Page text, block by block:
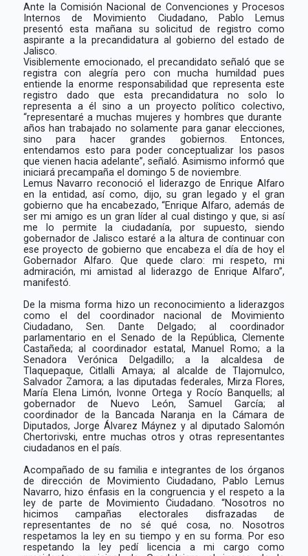
Ante la Comisión Nacional de Convenciones y Procesos
Internos de Movimiento Ciudadano, Pablo Lemus
presentó esta mañana su solicitud de registro como
aspirante a la precandidatura al gobierno del estado de
Jalisco.
Visiblemente emocionado, el precandidato señaló que se
registra con alegría pero con mucha humildad pues
entiende la enorme responsabilidad que representa este
registro dado que esta precandidatura no solo lo
representa a él sino a un proyecto político colectivo,
“representaré a muchas mujeres y hombres que durante
años han trabajado no solamente para ganar elecciones,
sino para hacer grandes gobiernos. Entonces,
entendamos esto para poder conceptualizar los pasos
que vienen hacia adelante”, señaló. Asimismo informó que
iniciará precampaña el domingo 5 de noviembre.
Lemus Navarro reconoció el liderazgo de Enrique Alfaro
en la entidad, así como, dijo, su gran legado y el gran
gobierno que ha encabezado, “Enrique Alfaro, además de
ser mi amigo es un gran líder al cual distingo y que, si así
me lo permite la ciudadanía, por supuesto, siendo
gobernador de Jalisco estaré a la altura de continuar con
ese proyecto de gobierno que encabeza el día de hoy el
Gobernador Alfaro. Que quede claro: mi respeto, mi
admiración, mi amistad al liderazgo de Enrique Alfaro”,
manifestó.
De la misma forma hizo un reconocimiento a liderazgos
como el del coordinador nacional de Movimiento
Ciudadano, Sen. Dante Delgado; al coordinador
parlamentario en el Senado de la República, Clemente
Castañeda; al coordinador estatal, Manuel Romo; a la
Senadora Verónica Delgadillo; a la alcaldesa de
Tlaquepaque, Citlalli Amaya; al alcalde de Tlajomulco,
Salvador Zamora; a las diputadas federales, Mirza Flores,
María Elena Limón, Ivonne Ortega y Rocío Banquells; al
gobernador de Nuevo León, Samuel García; al
coordinador de la Bancada Naranja en la Cámara de
Diputados, Jorge Álvarez Máynez y al diputado Salomón
Chertorivski, entre muchas otros y otras representantes
ciudadanos en el país.
Acompañado de su familia e integrantes de los órganos
de dirección de Movimiento Ciudadano, Pablo Lemus
Navarro, hizo énfasis en la congruencia y el respeto a la
ley de parte de Movimiento Ciudadano. “Nosotros no
hicimos campañas electorales disfrazadas de
representantes de no sé qué cosa, no. Nosotros
respetamos la ley en su tiempo y en su forma. Por eso
respetando la ley pedí licencia a mi cargo como